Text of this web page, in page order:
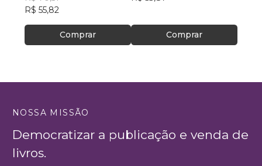
R$ 55,82
Comprar Comprar
NOSSA MISSÃO
Democratizar a publicação e venda de
livros.